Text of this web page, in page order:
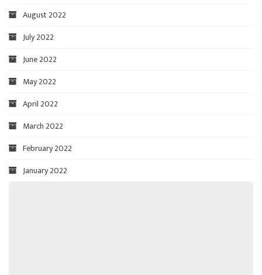
August 2022
July 2022
June 2022
May 2022
April 2022
March 2022
February 2022
January 2022